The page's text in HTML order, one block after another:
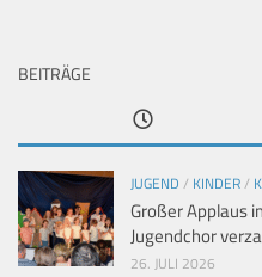
BEITRÄGE
JUGEND / KINDER/
Großer Applaus
Jugendchor
26. JULI 2026